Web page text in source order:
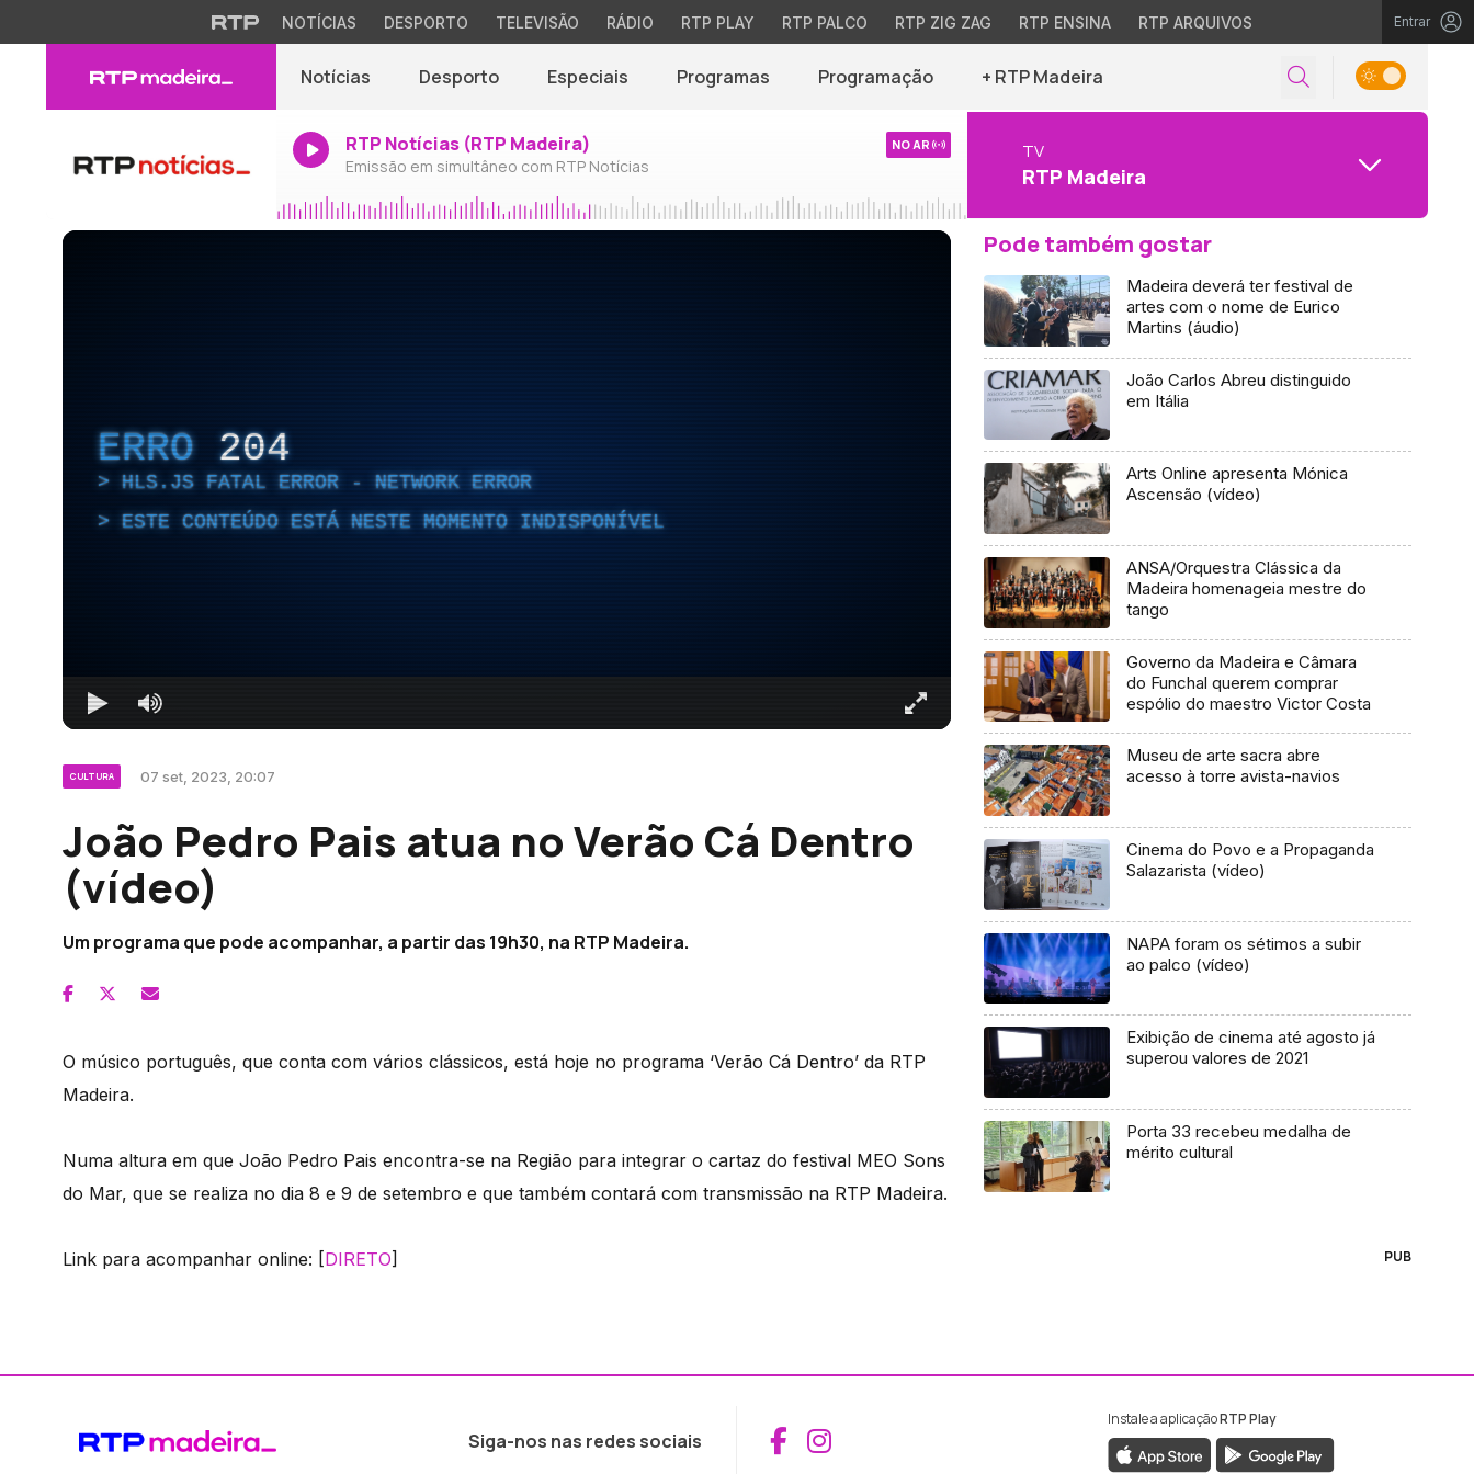
NOTÍCIAS DESPORTO TELEVISÃO RÁDIO RTP PLAY RTP PALCO RTP ZIG ZAG RTP ENSINA RTP ARQUIVOS Entrar
Notícias Desporto Especiais Programas Programação + RTP Madeira
RTP Notícias (RTP Madeira)
Emissão em simultâneo com RTP Notícias
NO AR TV
RTP Madeira
ERRO 204
HLS.JS FATAL ERROR - NETWORK ERROR
ESTE CONTEÚDO ESTÁ NESTE MOMENTO INDISPONÍVEL
CULTURA 07 set, 2023, 20:07
João Pedro Pais atua no Verão Cá Dentro
(vídeo)
Um programa que pode acompanhar, a partir das 19h30, na RTP Madeira.
O músico português, que conta com vários clássicos, está hoje no programa ‘Verão Cá Dentro’ da RTP
Madeira.
Numa altura em que João Pedro Pais encontra-se na Região para integrar o cartaz do festival MEO Sons
do Mar, que se realiza no dia 8 e 9 de setembro e que também contará com transmissão na RTP Madeira.
Link para acompanhar online: [DIRETO]
Pode também gostar
Madeira deverá ter festival de
artes com o nome de Eurico
Martins (áudio)
João Carlos Abreu distinguido
em Itália
Arts Online apresenta Mónica
Ascensão (vídeo)
ANSA/Orquestra Clássica da
Madeira homenageia mestre do
tango
Governo da Madeira e Câmara
do Funchal querem comprar
espólio do maestro Victor Costa
Museu de arte sacra abre
acesso à torre avista-navios
Cinema do Povo e a Propaganda
Salazarista (vídeo)
NAPA foram os sétimos a subir
ao palco (vídeo)
Exibição de cinema até agosto já
superou valores de 2021
Porta 33 recebeu medalha de
mérito cultural
PUB
Siga-nos nas redes sociais Aceder ao Facebook da RTP Madeira
Aceder ao Instagram da RTP Madeira
Instale a aplicaçãoRTP Play